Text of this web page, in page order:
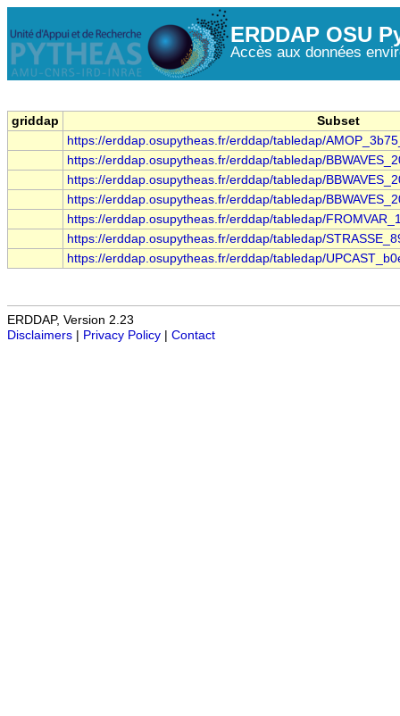
ERDDAP OSU
Accès aux données
griddap
Subset
https://erddap.osupytheas.fr/erddap/tabledap/
https://erddap.osupytheas.fr/erddap/tabledap/
https://erddap.osupytheas.fr/erddap/tabledap/
https://erddap.osupytheas.fr/erddap/tabledap/
https://erddap.osupytheas.fr/erddap/tabledap/
https://erddap.osupytheas.fr/erddap/tabledap/
https://erddap.osupytheas.fr/erddap/tabledap/
ERDDAP, Version 2.23
Disclaimers | Privacy Policy | Contact